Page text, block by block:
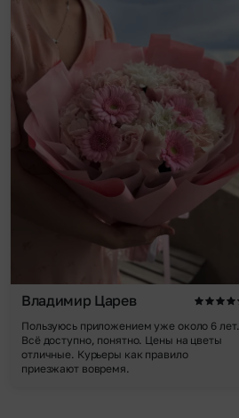
Владимир Царев
Пользуюсь приложением уже около 6 лет.
Всё доступно, понятно. Цены на цветы
отличные. Курьеры как правило
приезжают вовремя.